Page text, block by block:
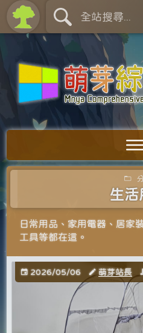
生活
日常用品、家用電器、‎居家
工具等都在這。
2026/05/06 萌芽站長